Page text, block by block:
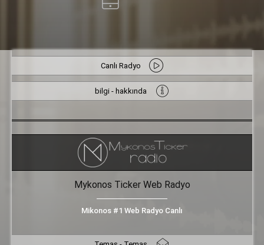
Canlı Radyo
bilgi - hakkında
Mykonos Ticker Web Radyo
Mikonos #1 Web Radyo Canlı